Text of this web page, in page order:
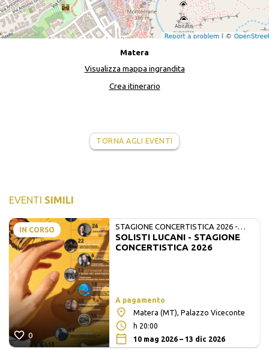
Matera
Visualizza mappa ingrandita
Crea itinerario
TORNA AGLI EVENTI
EVENTI SIMILI
IN CORSO
0
STAGIONE CONCERTISTICA 2026 -
MATE E SOLISTI LUCANI
SOLISTI LUCANI - STAGIONE
CONCERTISTICA 2026
A pagamento
Matera (MT), Palazzo Viceconte
h 20:00
10 mag 2026 – 13 dic 2026